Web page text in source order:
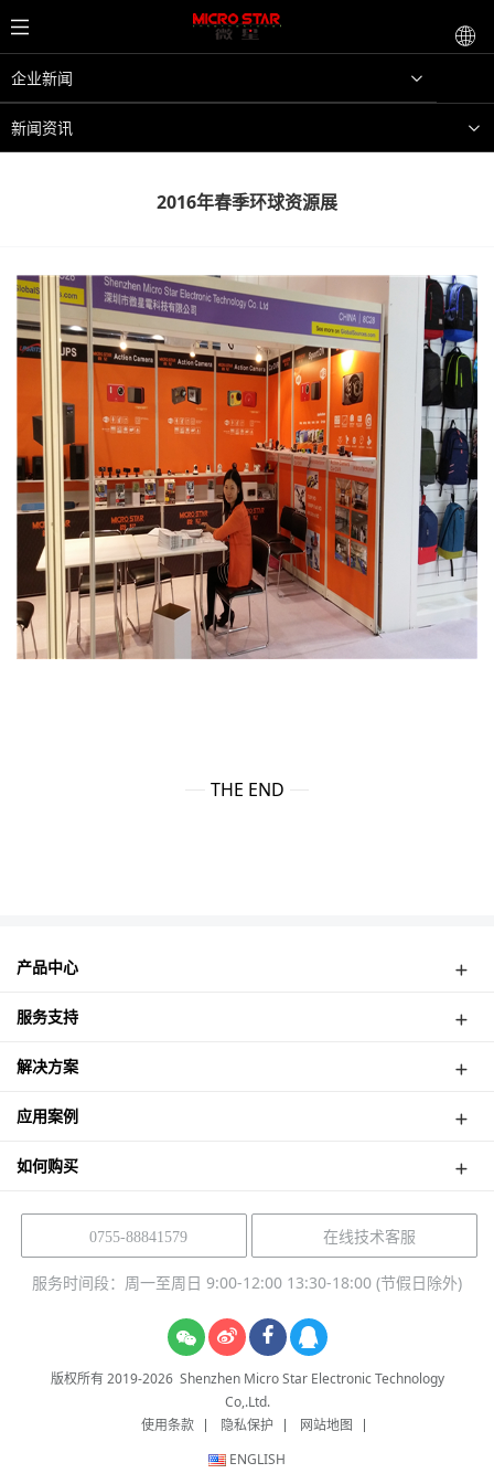
企业新闻
新闻资讯
2016年春季环球资源展
THE END
产品中心
可视门铃
行车记录仪
NVR Kit
服务支持
维修网点
产品帮助
解决方案
产品解决方案
应用案例
如何购买
0755-88841579 在线技术客服
服务时间段：周一至周日 9:00-12:00 13:30-18:00 (节假日除外)
版权所有 2019-2026Shenzhen Micro Star Electronic Technology
Co,.Ltd.
使用条款
隐私保护
网站地图
ENGLISH